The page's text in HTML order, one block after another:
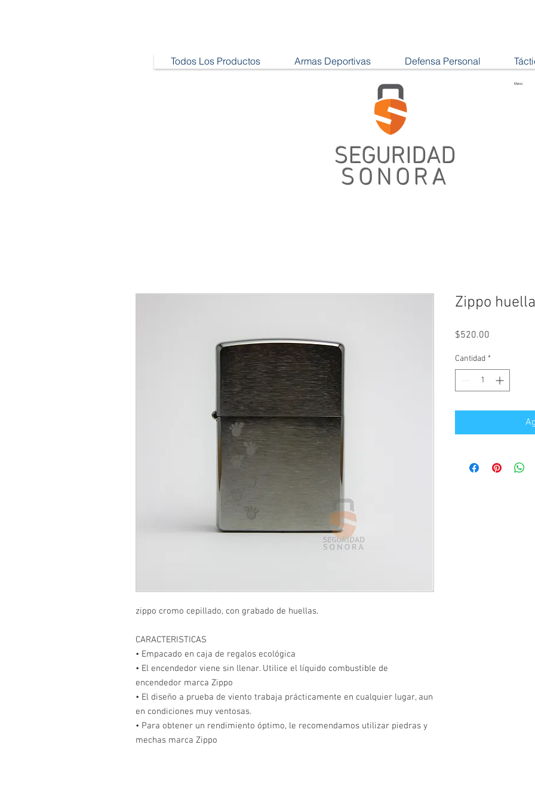
Todos Los Productos Armas Deportivas Defensa Personal
Menú
SEGURIDAD
SONORA
zippo cromo cepillado, con grabado de huellas.
CARACTERISTICAS
• Empacado en caja de regalos ecológica
• El encendedor viene sin llenar. Utilice el líquido combustible de
encendedor marca Zippo
• El diseño a prueba de viento trabaja prácticamente en cualquier lugar, aun
en condiciones muy ventosas.
• Para obtener un rendimiento óptimo, le recomendamos utilizar piedras y
mechas marca Zippo
Zippo
$520.00
Cantidad *